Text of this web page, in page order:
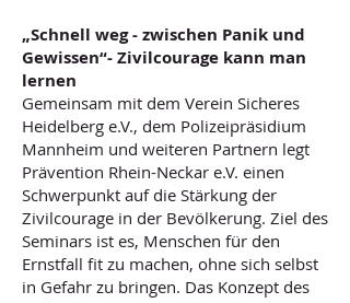
„Schnell weg - zwischen Panik und
Gewissen“- Zivilcourage kann man
lernen
Gemeinsam mit dem Verein Sicheres
Heidelberg e.V., dem Polizeipräsidium
Mannheim und weiteren Partnern legt
Prävention Rhein-Neckar e.V. einen
Schwerpunkt auf die Stärkung der
Zivilcourage in der Bevölkerung. Ziel des
Seminars ist es, Menschen für den
Ernstfall fit zu machen, ohne sich selbst
in Gefahr zu bringen. Das Konzept des